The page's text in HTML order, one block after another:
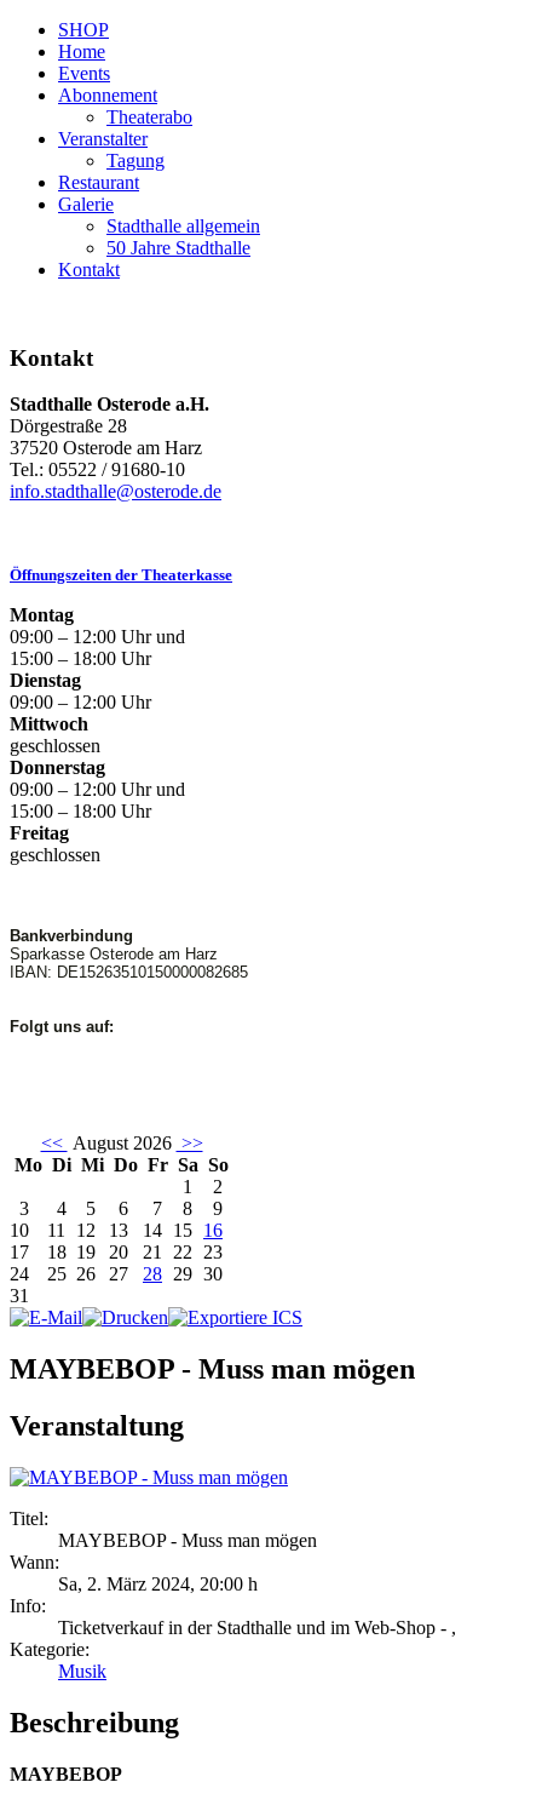
SHOP
Home
Events
Abonnement
Theaterabo
Veranstalter
Tagung
Restaurant
Galerie
Stadthalle allgemein
50 Jahre Stadthalle
Kontakt
Kontakt
Stadthalle Osterode a.H.
Dörgestraße 28
37520 Osterode am Harz
Tel.: 05522 / 91680-10
info.stadthalle@osterode.de
Öffnungszeiten der Theaterkasse
Montag
09:00 – 12:00 Uhr und
15:00 – 18:00 Uhr
Dienstag
09:00 – 12:00 Uhr
Mittwoch
geschlossen
Donnerstag
09:00 – 12:00 Uhr und
15:00 – 18:00 Uhr
Freitag
geschlossen
Bankverbindung
Sparkasse Osterode am Harz
IBAN: DE15263510150000082685
Folgt uns auf:
<< August 2026 >>
Mo Di Mi Do Fr Sa So
1
2
3
4 5 6 7 8
9
10
11 12 13 14 15 16
17
18 19 20 21 22 23
24
25 26 27 28 29 30
31
MAYBEBOP - Muss man mögen
Veranstaltung
Titel:
MAYBEBOP - Muss man mögen
Wann:
Sa, 2. März 2024, 20:00 h
Info:
Ticketverkauf in der Stadthalle und im Web-Shop - ,
Kategorie:
Musik
Beschreibung
MAYBEBOP